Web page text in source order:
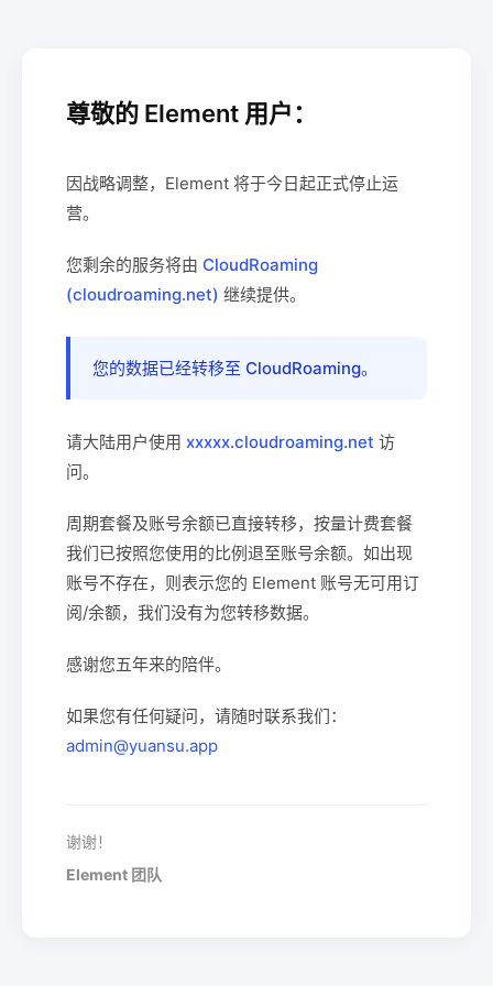
尊敬的 Element 用户：
因战略调整，Element 将于今日起正式停止运
营。
您剩余的服务将由 CloudRoaming
(cloudroaming.net) 继续提供。
您的数据已经转移至 CloudRoaming。
请大陆用户使用 xxxxx.cloudroaming.net 访
问。
周期套餐及账号余额已直接转移，按量计费套餐
我们已按照您使用的比例退至账号余额。如出现
账号不存在，则表示您的 Element 账号无可用订
阅/余额，我们没有为您转移数据。
感谢您五年来的陪伴。
如果您有任何疑问，请随时联系我们：
admin@yuansu.app
谢谢！
Element 团队